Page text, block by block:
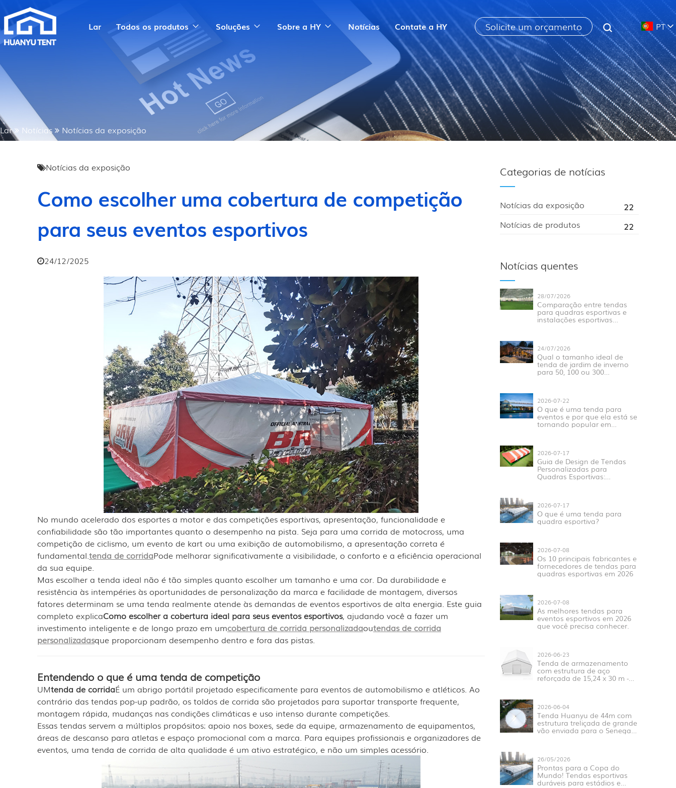
Lar Todos os produtos Soluções Sobre a HY Notícias Contate a HY Solicite um orçamento PT
Lar Notícias Notícias da exposição
Categorias de notícias
22
Notícias da exposição
22
Notícias de produtos
Notícias quentes
28/07/2026
Comparação entre tendas
para quadras esportivas e
instalações esportivas
24/07/2026
Qual o tamanho ideal de
tenda de jardim de inverno
para 50, 100 ou 300
2026-07-22
O que é uma tenda para
eventos e por que ela está se
tornando popular em
2026-07-17
Guia de Design de Tendas
Personalizadas para
Quadras Esportivas:
2026-07-17
O que é uma tenda para
quadra esportiva?
2026-07-08
Os 10 principais fabricantes e
fornecedores de tendas para
quadras esportivas em 2026
2026-07-08
As melhores tendas para
eventos esportivos em 2026
que você precisa conhecer.
2026-06-23
Tenda de armazenamento
com estrutura de aço
reforçada de 15,24 x 30 m -
2026-06-04
Tenda Huanyu de 44m com
estrutura treliçada de grande
vão enviada para o Senegal
26/05/2026
Prontas para a Copa do
Mundo! Tendas esportivas
duráveis ​​para estádios e
Notícias da exposição
Como escolher uma cobertura de competição
para seus eventos esportivos
24/12/2025
No mundo acelerado dos esportes a motor e das competições esportivas, apresentação, funcionalidade e
confiabilidade são tão importantes quanto o desempenho na pista. Seja para uma corrida de motocross, uma
competição de ciclismo, um evento de kart ou uma exibição de automobilismo, a apresentação correta é
fundamental. tenda de corridaPode melhorar significativamente a visibilidade, o conforto e a eficiência operacional
da sua equipe.
Mas escolher a tenda ideal não é tão simples quanto escolher um tamanho e uma cor. Da durabilidade e
resistência às intempéries às oportunidades de personalização da marca e facilidade de montagem, diversos
fatores determinam se uma tenda realmente atende às demandas de eventos esportivos de alta energia. Este guia
completo explicaComo escolher a cobertura ideal para seus eventos esportivos, ajudando você a fazer um
investimento inteligente e de longo prazo em umcobertura de corrida personalizadaoutendas de corrida
personalizadasque proporcionam desempenho dentro e fora das pistas.
Entendendo o que é uma tenda de competição
UMtenda de corridaÉ um abrigo portátil projetado especificamente para eventos de automobilismo e atléticos. Ao
contrário das tendas pop-up padrão, os toldos de corrida são projetados para suportar transporte frequente,
montagem rápida, mudanças nas condições climáticas e uso intenso durante competições.
Essas tendas servem a múltiplos propósitos: apoio nos boxes, sede da equipe, armazenamento de equipamentos,
áreas de descanso para atletas e espaço promocional com a marca. Para equipes profissionais e organizadores de
eventos, uma tenda de corrida de alta qualidade é um ativo estratégico, e não um simples acessório.